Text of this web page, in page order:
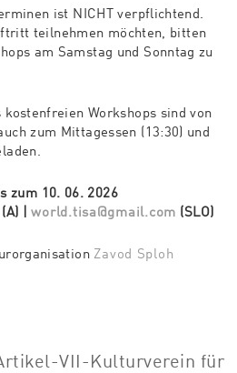
ist NICHT verpflichtend.
teilnehmen möchten, bitten
am Samstag und Sonntag zu
kostenfreien Workshops sind von
zum Mittagessen (13:30) und
10. 06. 2026
(A) |world.tisa@gmail.com (SLO)
Zavod Sploh
VII-Kulturverein für